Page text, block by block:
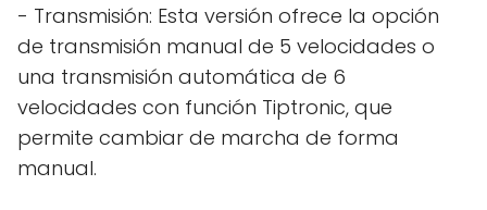
- Transmisión: Esta versión ofrece la opción
de transmisión manual de 5 velocidades o
una transmisión automática de 6
velocidades con función Tiptronic, que
permite cambiar de marcha de forma
manual.